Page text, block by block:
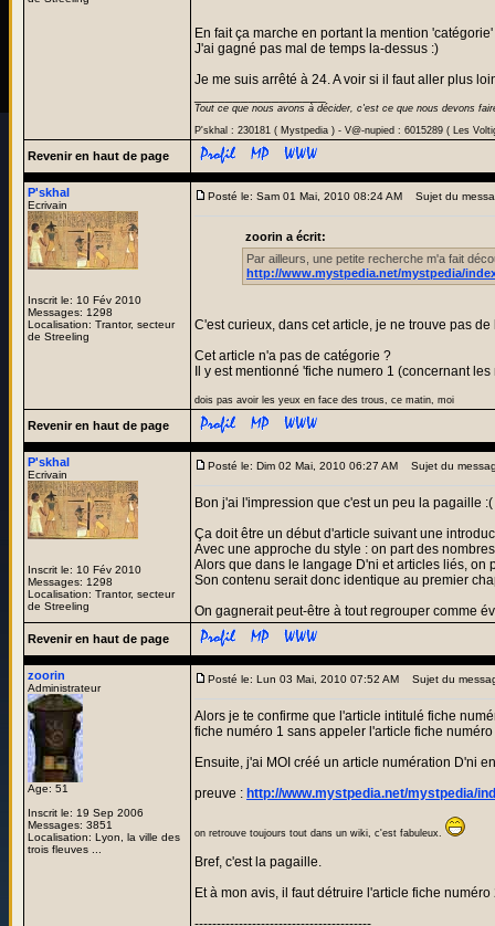
En fait ça marche en portant la mention
J'ai gagné pas mal de temps la-dessus :)
Je me suis arrêté à 24. A voir si il faut aller plus
Tout ce que nous avons à décider, c'est ce que nous devons
P'skhal : 230181 ( Mystpedia ) - V@-nupied : 6015289 ( Les
Revenir en haut de page
P'skhal
Ecrivain
Inscrit le: 10 Fév 2010
Messages: 1298
Localisation: Trantor, secteur
de Streeling
Posté le: Sam 01 Mai, 2010 08:24 AM Sujet du
zoorin a écrit:
Par ailleurs, une petite recherche m'a fait
http://www.mystpedia.net/mystpedia/
C'est curieux, dans cet article, je ne trouve pas
Cet article n'a pas de catégorie ?
Il y est mentionné 'fiche numero 1 (concernant
dois pas avoir les yeux en face des trous, ce matin, moi
Revenir en haut de page
P'skhal
Ecrivain
Inscrit le: 10 Fév 2010
Messages: 1298
Localisation: Trantor, secteur
de Streeling
Posté le: Dim 02 Mai, 2010 06:27 AM Sujet du
Bon j'ai l'impression que c'est un peu la pagaille :(
Ça doit être un début d'article suivant une
Avec une approche du style : on part des
Alors que dans le langage D'ni et articles liés, on
Son contenu serait donc identique au premier
On gagnerait peut-être à tout regrouper comme
Revenir en haut de page
zoorin
Administrateur
Age: 51
Inscrit le: 19 Sep 2006
Messages: 3851
Localisation: Lyon, la ville des
trois fleuves ...
Posté le: Lun 03 Mai, 2010 07:52 AM Sujet du
Alors je te confirme que l'article intitulé fiche
fiche numéro 1 sans appeler l'article fiche
Ensuite, j'ai MOI créé un article numération D'ni
preuve : http://www.mystpedia.net/mystpedia/
on retrouve toujours tout dans un wiki, c'est fabuleux.
Bref, c'est la pagaille.
Et à mon avis, il faut détruire l'article fiche